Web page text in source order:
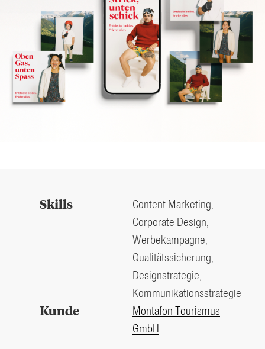
Skills
Content Marketing,
Corporate Design,
Werbekampagne,
Qualitätssicherung,
Designstrategie,
Kommunikationsstrategie
Kunde
Montafon Tourismus
GmbH